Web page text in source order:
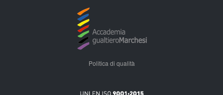
Politica di qualità